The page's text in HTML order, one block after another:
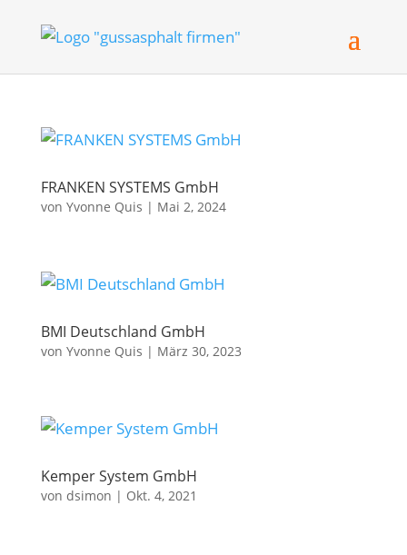
FRANKEN SYSTEMS GmbH
von Yvonne Quis | Mai 2, 2024
BMI Deutschland GmbH
von Yvonne Quis | März 30, 2023
Kemper System GmbH
von dsimon | Okt. 4, 2021